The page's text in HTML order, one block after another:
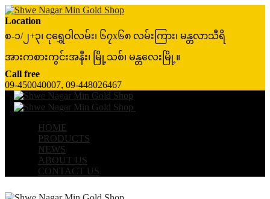
Location
စ-၁/၂+၃၊ ငုရွှေဝါလမ်း၊ ၆၇x၆၈ လမ်းကြား၊ မန္တလာသီရိ
အားကစားကွင်းအနီး၊ မြို့သစ်၊ မန္တလေးမြို့။
Call free
09-450040007, 09-448026467
HOME
PRODUCTS
NEWS
ABOUT US
CONTACT US